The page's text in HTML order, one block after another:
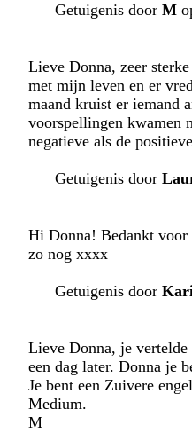
Getuigenis door M
Lieve Donna, zeer
met mijn leven en er
maand kruist er iemand
voorspellingen kwamen
negatieve als de
Getuigenis door
Hi Donna! Bedankt
zo nog xxxx
Getuigenis door
Lieve Donna, je vertelde
een dag later. Donna je
Je bent een Zuivere
Medium.
M